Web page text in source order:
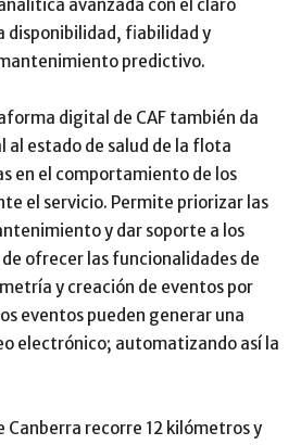
avanzada con el claro
disponibilidad, fiabilidad y
predictivo.
digital de CAF también da
al estado de salud de la flota
en el comportamiento de los
el servicio. Permite priorizar las
y dar soporte a los
ofrecer las funcionalidades de
y creación de eventos por
eventos pueden generar una
electrónico; automatizando así la
Canberra recorre 12 kilómetros y